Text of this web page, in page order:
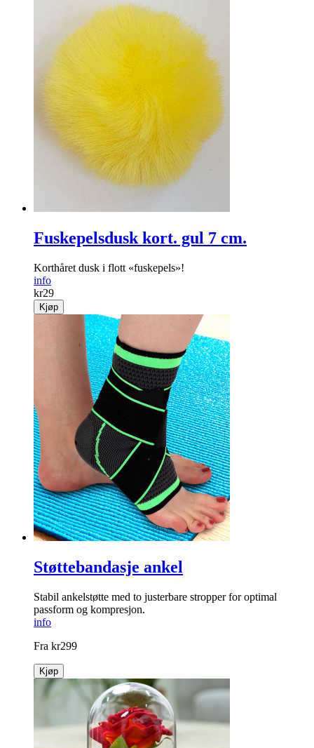
Fuskepelsdusk kort. gul 7 cm.
Korthåret dusk i flott «fuskepels»!
info
kr29
Kjøp
Støttebandasje ankel
Stabil ankelstøtte med to juster­bare stropper for optimal
passform og kompresjon.
info
Fra kr299
Kjøp